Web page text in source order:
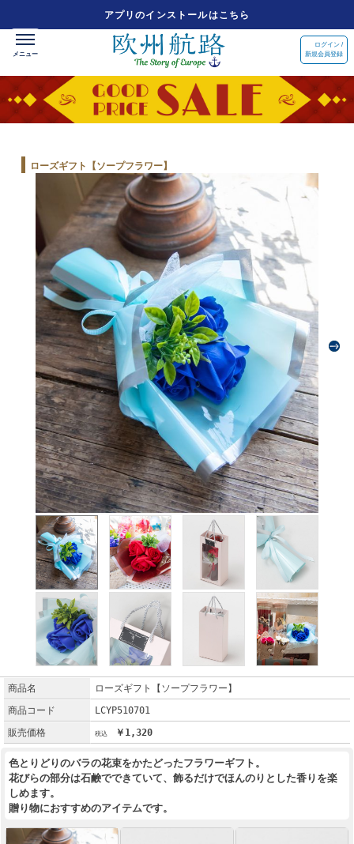
アプリのインストールはこちら
ログイン /
新規会員登録
ローズギフト【ソープフラワー】
商品名
ローズギフト【ソープフラワー】
商品コード
LCYP510701
販売価格
￥1,320
色とりどりのバラの花束をかたどったフラワーギフト。
花びらの部分は石鹸でできていて、飾るだけでほんのりとした香りを楽
しめます。
贈り物におすすめのアイテムです。